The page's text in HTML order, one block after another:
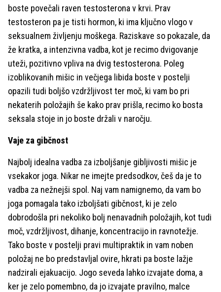
boste povečali raven testosterona v krvi. Prav
testosteron pa je tisti hormon, ki ima ključno vlogo v
seksualnem življenju moškega. Raziskave so pokazale, da
že kratka, a intenzivna vadba, kot je recimo dvigovanje
uteži, pozitivno vpliva na dvig testosterona. Poleg
izoblikovanih mišic in večjega libida boste v postelji
opazili tudi boljšo vzdržljivost ter moč, ki vam bo pri
nekaterih položajih še kako prav prišla, recimo ko bosta
seksala stoje in jo boste držali v naročju.
Vaje za gibčnost
Najbolj idealna vadba za izboljšanje gibljivosti mišic je
vsekakor joga. Nikar ne imejte predsodkov, češ da je to
vadba za nežnejši spol. Naj vam namignemo, da vam bo
joga pomagala tako izboljšati gibčnost, ki je zelo
dobrodošla pri nekoliko bolj nenavadnih položajih, kot tudi
moč, vzdržljivost, dihanje, koncentracijo in ravnotežje.
Tako boste v postelji pravi multipraktik in vam noben
položaj ne bo predstavljal ovire, hkrati pa boste lažje
nadzirali ejakuacijo. Jogo seveda lahko izvajate doma, a
ker je zelo pomembno, da jo izvajate pravilno, malce